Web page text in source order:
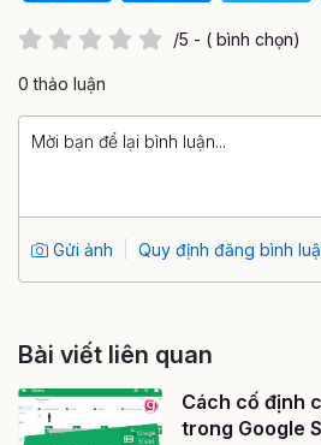
/5 - ( bình chọn)
0 thảo luận
Gửi ảnh Quy định đăng bình
Bài viết liên quan
Cách cố định
trong Google